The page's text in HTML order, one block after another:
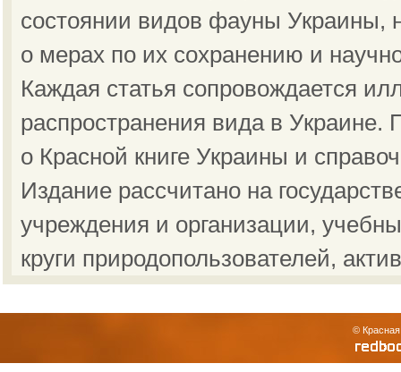
состоянии видов фауны Украины,
о мерах по их сохранению и
Каждая статья сопровождается
распространения вида в
о Красной книге Украины и
Издание рассчитано на
учреждения и организации,
круги природопользователей,
©